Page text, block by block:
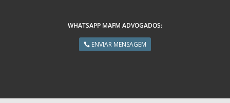
WHATSAPP MAFM ADVOGADOS:
ENVIAR MENSAGEM